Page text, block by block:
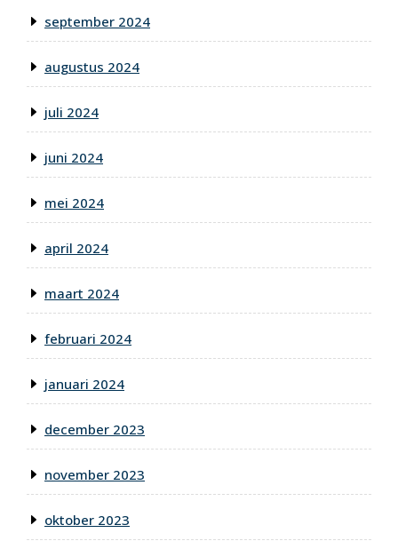
september 2024
augustus 2024
juli 2024
juni 2024
mei 2024
april 2024
maart 2024
februari 2024
januari 2024
december 2023
november 2023
oktober 2023